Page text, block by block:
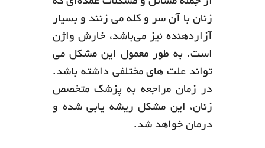
زنان با آن سر و کله می زنند و بسیار
آزاردهنده نیز می‌باشد، خارش واژن
است. به طور معمول این مشکل می
تواند علت های مختلفی داشته باشد.
در زمان مراجعه به پزشک متخصص
زنان، این مشکل ریشه یابی شده و
درمان خواهد شد.